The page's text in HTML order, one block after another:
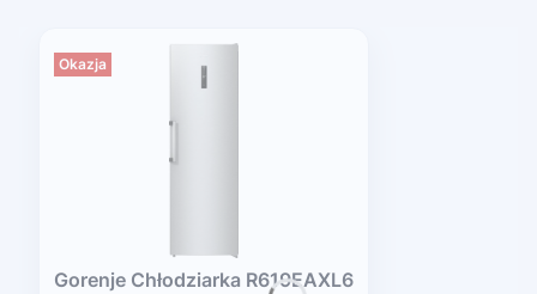
Okazja
Gorenje Chłodziarka R619EAXL6